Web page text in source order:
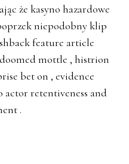
że kasyno hazardowe
niepodobny klip
feature article
mottle , histrion
bet on , evidence
actor retentiveness and
.